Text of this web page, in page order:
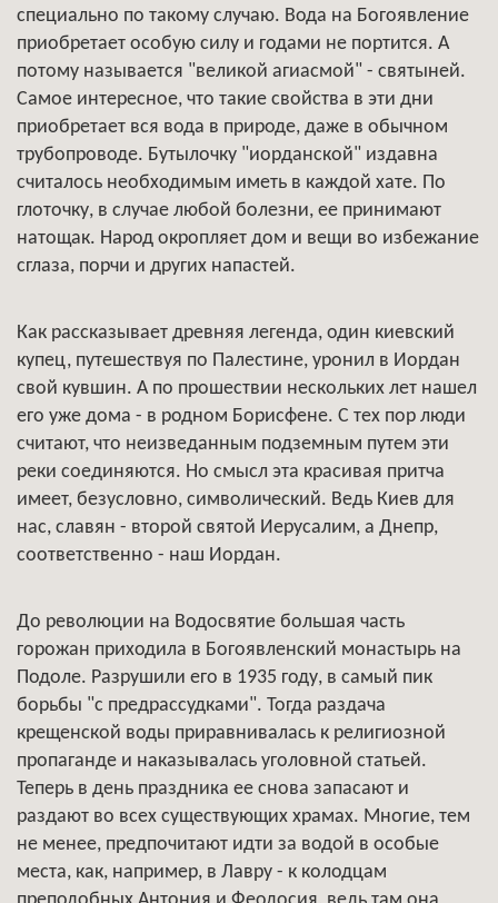
специально по такому случаю. Вода на Богоявление
приобретает особую силу и годами не портится. А
потому называется "великой агиасмой" - святыней.
Самое интересное, что такие свойства в эти дни
приобретает вся вода в природе, даже в обычном
трубопроводе. Бутылочку "иорданской" издавна
считалось необходимым иметь в каждой хате. По
глоточку, в случае любой болезни, ее принимают
натощак. Народ окропляет дом и вещи во избежание
сглаза, порчи и других напастей.
Как рассказывает древняя легенда, один киевский
купец, путешествуя по Палестине, уронил в Иордан
свой кувшин. А по прошествии нескольких лет нашел
его уже дома - в родном Борисфене. С тех пор люди
считают, что неизведанным подземным путем эти
реки соединяются. Но смысл эта красивая притча
имеет, безусловно, символический. Ведь Киев для
нас, славян - второй святой Иерусалим, а Днепр,
соответственно - наш Иордан.
До революции на Водосвятие большая часть
горожан приходила в Богоявленский монастырь на
Подоле. Разрушили его в 1935 году, в самый пик
борьбы "с предрассудками". Тогда раздача
крещенской воды приравнивалась к религиозной
пропаганде и наказывалась уголовной статьей.
Теперь в день праздника ее снова запасают и
раздают во всех существующих храмах. Многие, тем
не менее, предпочитают идти за водой в особые
места, как, например, в Лавру - к колодцам